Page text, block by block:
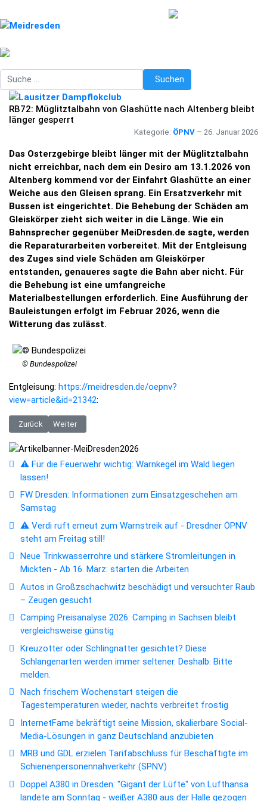
Suchen Suchen
RB72: Müglitztalbahn von Glashütte nach Altenberg bleibt
länger gesperrt
Kategorie: ÖPNV 26. Januar 2026
Das Osterzgebirge bleibt länger mit der Müglitztalbahn
nicht erreichbar, nach dem ein Desiro am 13.1.2026 von
Altenberg kommend vor der Einfahrt Glashütte an einer
Weiche aus den Gleisen sprang. Ein Ersatzverkehr mit
Bussen ist eingerichtet. Die Behebung der Schäden am
Gleiskörper zieht sich weiter in die Länge. Wie ein
Bahnsprecher gegenüber MeiDresden.de sagte, werden
die Reparaturarbeiten vorbereitet. Mit der Entgleisung
des Zuges sind viele Schäden am Gleiskörper
entstanden, genaueres sagte die Bahn aber nicht. Für
die Behebung ist eine umfangreiche
Materialbestellungen erforderlich. Eine Ausführung der
Bauleistungen erfolgt im Februar 2026, wenn die
Witterung das zulässt.
© Bundespolizei
Entgleisung: https://meidresden.de/oepnv?
view=article&id=21342:
Vorheriger Beitrag: Vorläufige Kapazitätseinschränkungen beim trilex
Zurück Nächster Beitrag: RB72: Regionalbahn in Glashütte zurück
Weiter
⚠️ Für die Feuerwehr wichtig: Warnkegel im Wald liegen
lassen!
FW Dresden: Informationen zum Einsatzgeschehen am
Samstag
⚠️ Verdi ruft erneut zum Warnstreik auf - Dresdner ÖPNV
steht am Freitag still!
Neue Trinkwasserrohre und stärkere Stromleitungen in
Mickten - Ab 16. März: starten die Arbeiten
Autos in Großzschachwitz beschädigt und versuchter Raub
– Zeugen gesucht
Camping Preisanalyse 2026: Camping in Sachsen bleibt
vergleichsweise günstig
Kreuzotter oder Schlingnatter gesichtet? Diese
Schlangenarten werden immer seltener. Deshalb: Bitte
melden.
Nach frischem Wochenstart steigen die
Tagestemperaturen wieder, nachts verbreitet frostig
InternetFame bekräftigt seine Mission, skalierbare Social-
Media-Lösungen in ganz Deutschland anzubieten
MRB und GDL erzielen Tarifabschluss für Beschäftigte im
Schienenpersonennahverkehr (SPNV)
Doppel A380 in Dresden: "Gigant der Lüfte" von Lufthansa
landete am Sonntag - weißer A380 aus der Halle gezogen